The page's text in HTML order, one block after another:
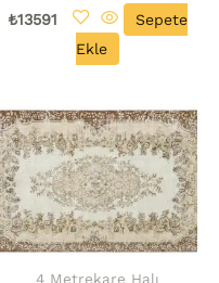
₺13591
Sepete
Ekle
4 Metrekare Halı